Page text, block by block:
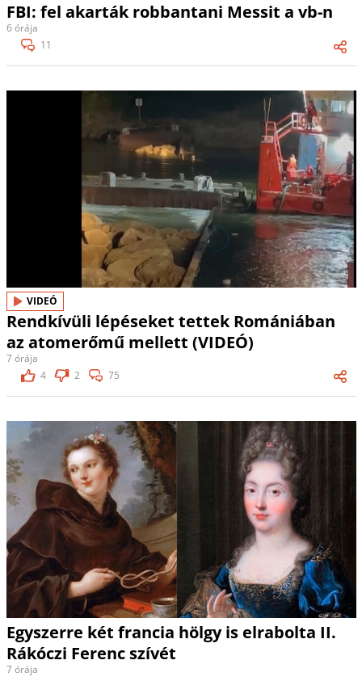
FBI: fel akarták robbantani Messit a vb-n
6 órája
11
VIDEÓ
Rendkívüli lépéseket tettek Romániában
az atomerőmű mellett (VIDEÓ)
7 órája
4
2 75
Egyszerre két francia hölgy is elrabolta II.
Rákóczi Ferenc szívét
7 órája